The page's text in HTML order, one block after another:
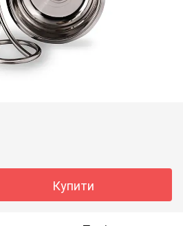
Купити